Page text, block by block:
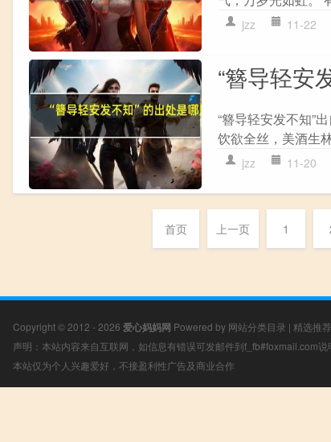
jzz 11-22
“簪导轻安
“簪导轻安发不知”
饮欲全丝，美酒生
jzz 11-20
首页 上一页 1
Copyright © 2012 - 2026 爱心妈妈网 Powered by 网站分类目录 | 精选推
声明：本站内容来自互联网，如信息有错误可发邮件到f_fb#foxmail.com
本站仅为个人兴趣爱好，不接盈利性广告及商业合作